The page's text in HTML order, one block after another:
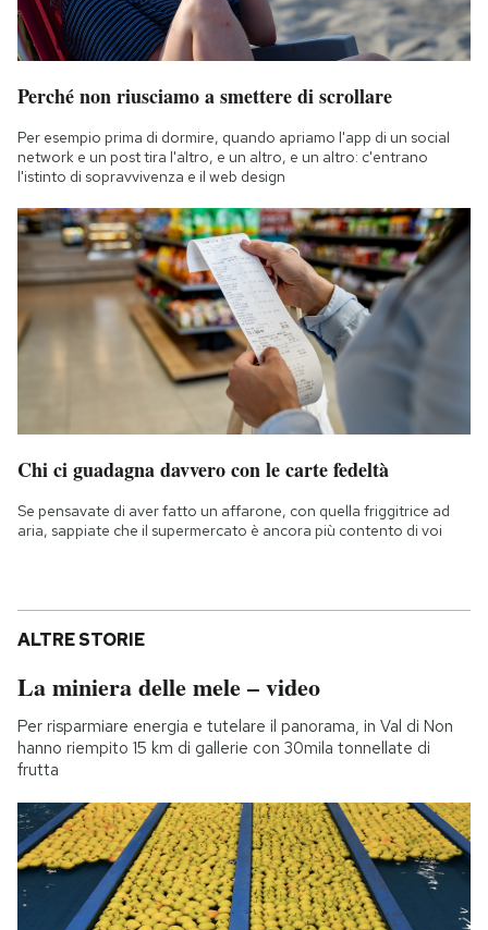
Perché non riusciamo a smettere di scrollare
Per esempio prima di dormire, quando apriamo l'app di un social
network e un post tira l'altro, e un altro, e un altro: c'entrano
l'istinto di sopravvivenza e il web design
Chi ci guadagna davvero con le carte fedeltà
Se pensavate di aver fatto un affarone, con quella friggitrice ad
aria, sappiate che il supermercato è ancora più contento di voi
ALTRE STORIE
La miniera delle mele – video
Per risparmiare energia e tutelare il panorama, in Val di Non
hanno riempito 15 km di gallerie con 30mila tonnellate di
frutta